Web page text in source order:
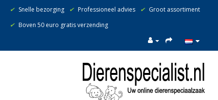
✔ Snelle bezorging ✔ Professioneel advies ✔ Groot assortiment
✔ Boven 50 euro gratis verzending